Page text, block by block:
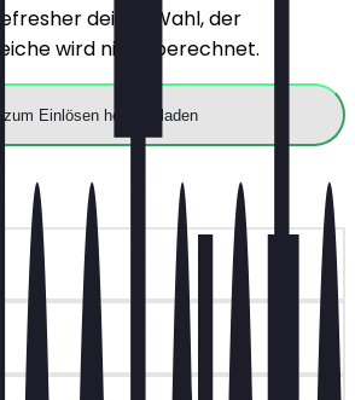
deiner Wahl, der
wird nicht berechnet.
zum Einlösen herunterladen